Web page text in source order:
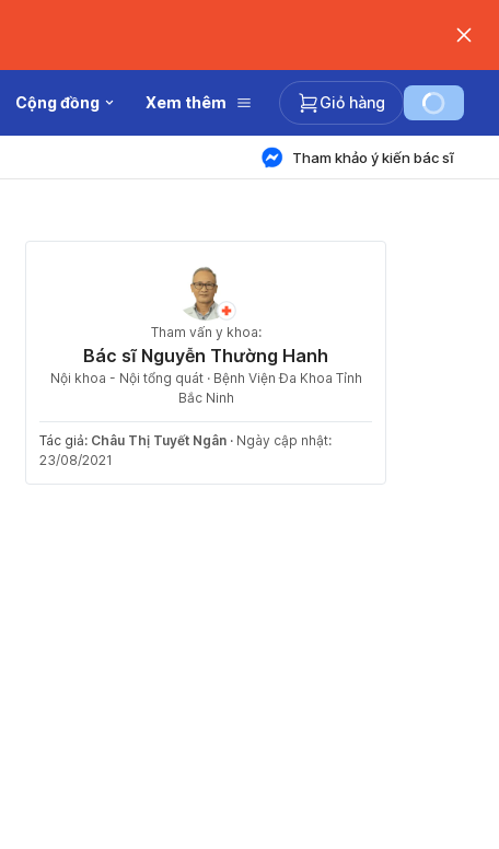
Cộng đồng Xem thêm Giỏ hàng
Tham khảo ý kiến bác sĩ
Tham vấn y khoa:
Bác sĩ Nguyễn Thường Hanh
Nội khoa - Nội tổng quát · Bệnh Viện Đa Khoa Tỉnh
Bắc Ninh
Tác giả: Châu Thị Tuyết Ngân · Ngày cập nhật:
23/08/2021